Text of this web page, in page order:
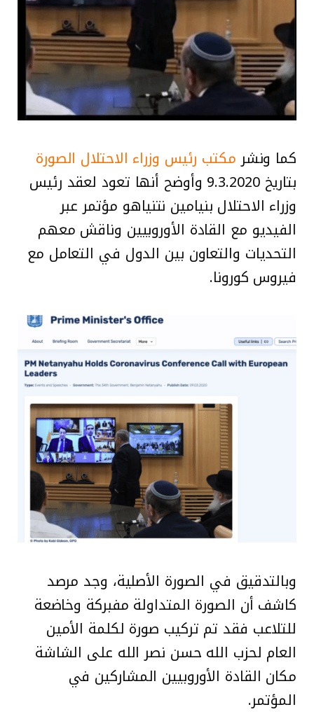
كما ونشرمكتب رئيس وزراء الاحتلال الصورة
بتاريخ 9.3.2020 وأوضح أنها تعود لعقد رئيس
وزراء الاحتلال بنيامين نتنياهو مؤتمر عبر
الفيديو مع القادة الأوروبيين وناقش معهم
التحديات والتعاون بين الدول في التعامل مع
فيروس كورونا.
وبالتدقيق في الصورة الأصلية، وجد مرصد
كاشف أن الصورة المتداولة مفبركة وخاضعة
للتلاعب فقد تم تركيب صورة لكلمة الأمين
العام لحزب الله حسن نصر الله على الشاشة
مكان القادة الأوروبيين المشاركين في
المؤتمر.